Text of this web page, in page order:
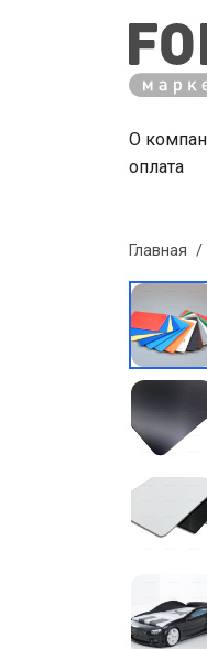
О
оплата
Главная /